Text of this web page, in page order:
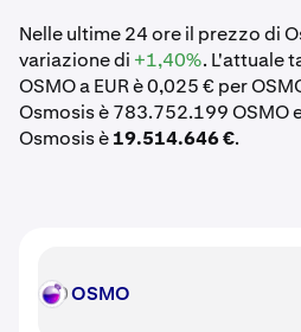
Nelle ultime 24 ore il prezzo di
variazione di +1,40%. L'attuale
OSMO a EUR è 0,025 € per
Osmosis è 783.752.199 OSMO
Osmosis è19.514.646 €.
OSMO OSMO